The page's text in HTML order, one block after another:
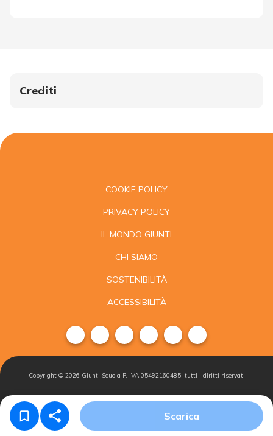
Crediti
Scarica
COOKIE POLICY
PRIVACY POLICY
IL MONDO GIUNTI
CHI SIAMO
SOSTENIBILITÀ
ACCESSIBILITÀ
Copyright © 2026 Giunti Scuola P. IVA 05492160485, tutti i diritti riservati
Condizioni di
vendita
Gestisci i
Iscriviti alla
newsletter